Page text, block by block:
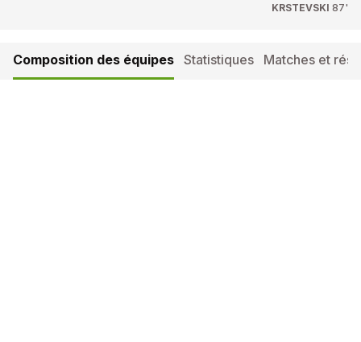
KRSTEVSKI 87'
Composition des équipes Statistiques Matches et